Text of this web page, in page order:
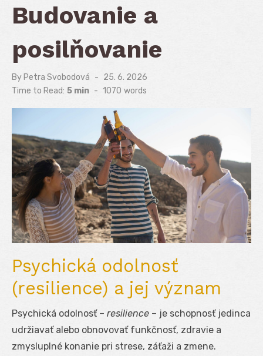
Budovanie a
posilňovanie
By Petra Svobodová
Posted
on
25. 6. 2026
Time to Read: 5 min - 1070 words
Psychická odolnosť
(resilience) a jej význam
Psychická odolnosť – resilience – je schopnosť jedinca
udržiavať alebo obnovovať funkčnosť, zdravie a
zmysluplné konanie pri strese, záťaži a zmene.